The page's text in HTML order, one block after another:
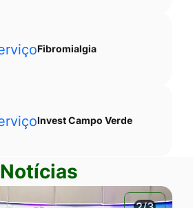
Fibromialgia
Invest Campo Verde
Notícias